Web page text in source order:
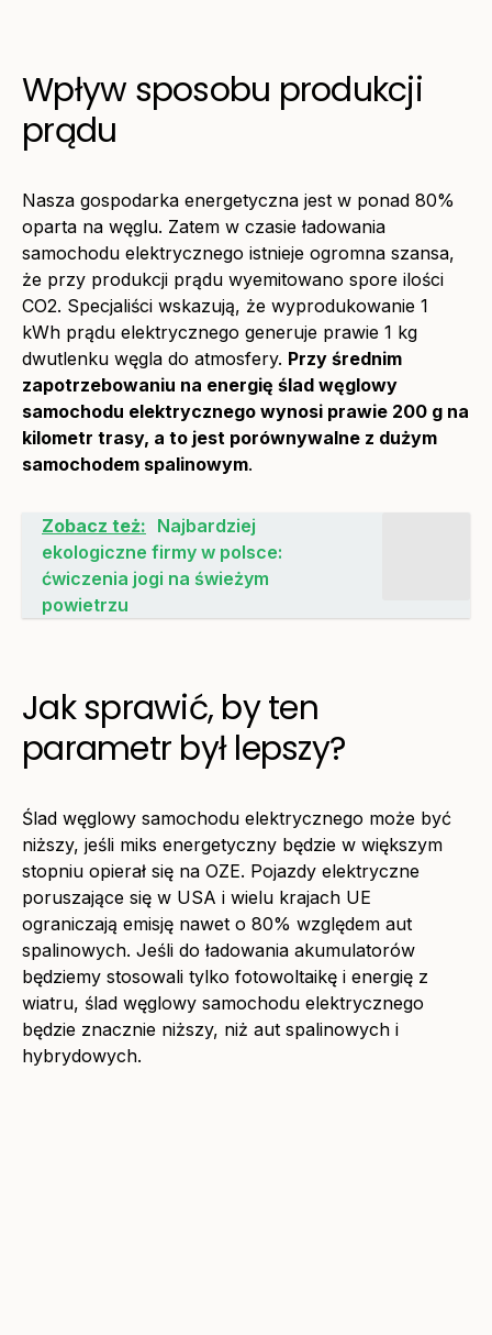
Wpływ sposobu produkcji
prądu
Nasza gospodarka energetyczna jest w ponad 80%
oparta na węglu. Zatem w czasie ładowania
samochodu elektrycznego istnieje ogromna szansa,
że przy produkcji prądu wyemitowano spore ilości
CO2. Specjaliści wskazują, że wyprodukowanie 1
kWh prądu elektrycznego generuje prawie 1 kg
dwutlenku węgla do atmosfery. Przy średnim
zapotrzebowaniu na energię ślad węglowy
samochodu elektrycznego wynosi prawie 200 g na
kilometr trasy, a to jest porównywalne z dużym
samochodem spalinowym.
Zobacz też: Najbardziej
ekologiczne firmy w polsce:
ćwiczenia jogi na świeżym
powietrzu
Jak sprawić, by ten
parametr był lepszy?
Ślad węglowy samochodu elektrycznego może być
niższy, jeśli miks energetyczny będzie w większym
stopniu opierał się na OZE. Pojazdy elektryczne
poruszające się w USA i wielu krajach UE
ograniczają emisję nawet o 80% względem aut
spalinowych. Jeśli do ładowania akumulatorów
będziemy stosowali tylko fotowoltaikę i energię z
wiatru, ślad węglowy samochodu elektrycznego
będzie znacznie niższy, niż aut spalinowych i
hybrydowych.